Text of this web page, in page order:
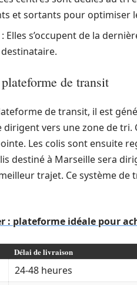
et sortants pour optimiser
: Elles s’occupent de la
de transit
de transit, il est
dirigent vers une zone de
Les colis sont ensuite
destiné à Marseille sera
trajet. Ce système
: plateforme idéale pour
Délai de livraison
24-48 heures